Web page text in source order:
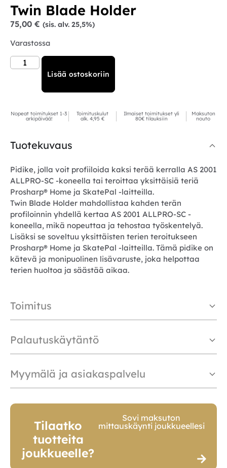
Twin Blade Holder
75,00 € (sis. alv. 25,5%)
Varastossa
Lisää ostoskoriin
Nopeat toimitukset 1-3
arkipäivää!
Toimituskulut
alk. 4,95 €
Ilmaiset toimitukset yli
80€ tilauksiin
Maksuton
nouto
Tuotekuvaus
Pidike, jolla voit profiiloida kaksi terää kerralla AS 2001
ALLPRO-SC -koneella tai teroittaa yksittäisiä teriä
Prosharp® Home ja SkatePal -laitteilla.
Twin Blade Holder mahdollistaa kahden terän
profiloinnin yhdellä kertaa AS 2001 ALLPRO-SC -
koneella, mikä nopeuttaa ja tehostaa työskentelyä.
Lisäksi se soveltuu yksittäisten terien teroitukseen
Prosharp® Home ja SkatePal -laitteilla. Tämä pidike on
kätevä ja monipuolinen lisävaruste, joka helpottaa
terien huoltoa ja säästää aikaa.
Toimitus
Palautuskäytäntö
Myymälä ja asiakaspalvelu
Tilaatko
tuotteita
joukkueelle?
Sovi maksuton
mittauskäynti joukkueellesi